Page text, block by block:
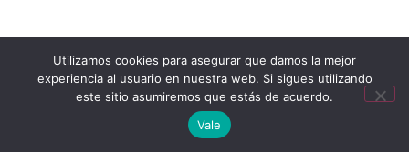
Utilizamos cookies para asegurar que damos la mejor
experiencia al usuario en nuestra web. Si sigues utilizando
este sitio asumiremos que estás de acuerdo.
Vale